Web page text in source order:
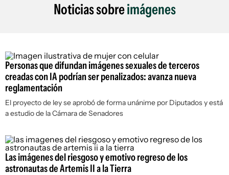
Noticias sobreimágenes
Personas que difundan imágenes sexuales de terceros
creadas con IA podrían ser penalizados: avanza nueva
reglamentación
El proyecto de ley se aprobó de forma unánime por Diputados y está
a estudio de la Cámara de Senadores
Las imágenes del riesgoso y emotivo regreso de los
astronautas de Artemis II a la Tierra